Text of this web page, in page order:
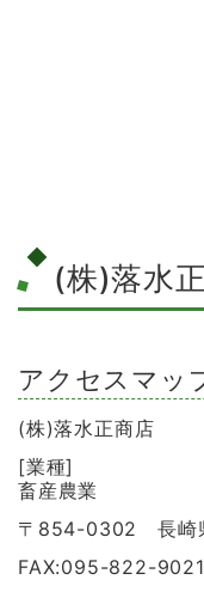
(株)落水
アクセスマッ
(株)落水正商店
[業種]
畜産農業
〒854-0302 長崎
FAX:095-822-9021